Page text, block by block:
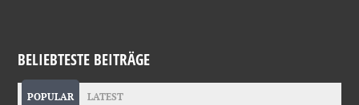
BELIEBTESTE BEITRÄGE
POPULAR LATEST